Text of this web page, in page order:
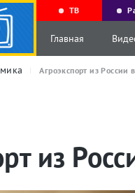
ТВ
Главная
Агроэкспорт из России
из